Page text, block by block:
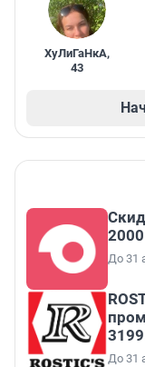
ХуЛиГаНкА,
43
До 31
До 31